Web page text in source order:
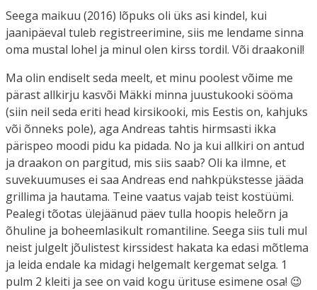
Seega maikuu (2016) lõpuks oli üks asi kindel, kui
jaanipäeval tuleb registreerimine, siis me lendame sinna
oma mustal lohel ja minul olen kirss tordil. Või draakonil!
Ma olin endiselt seda meelt, et minu poolest võime me
pärast allkirju kasvõi Mäkki minna juustukooki sööma
(siin neil seda eriti head kirsikooki, mis Eestis on, kahjuks
või õnneks pole), aga Andreas tahtis hirmsasti ikka
pärispeo moodi pidu ka pidada. No ja kui allkiri on antud
ja draakon on pargitud, mis siis saab? Oli ka ilmne, et
suvekuumuses ei saa Andreas end nahkpükstesse jääda
grillima ja hautama. Teine vaatus vajab teist kostüümi.
Pealegi tõotas ülejäänud päev tulla hoopis heleõrn ja
õhuline ja boheemlasikult romantiline. Seega siis tuli mul
neist julgelt jõulistest kirssidest hakata ka edasi mõtlema
ja leida endale ka midagi helgemalt kergemat selga. 1
pulm 2 kleiti ja see on vaid kogu ürituse esimene osa! 😉